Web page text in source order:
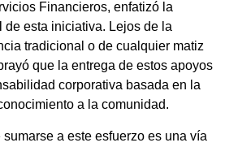
Financieros, enfatizó la
de esta iniciativa. Lejos de la
tradicional o de cualquier matiz
que la entrega de estos apoyos
corporativa basada en la
a la comunidad.
a este esfuerzo es una vía